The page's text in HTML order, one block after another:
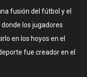
fusión del fútbol y el
los jugadores
en los hoyos en el
fue creador en el